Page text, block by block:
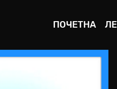
ПОЧЕТНА